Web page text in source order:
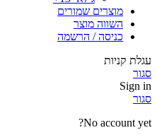
מוצרים שמורים
השווה מוצר
כניסה / הרשמה
עגלת קניות
סגור
Sign in
סגור
No account yet?